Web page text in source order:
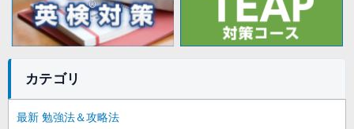
カテゴリ
最新 勉強法＆攻略法